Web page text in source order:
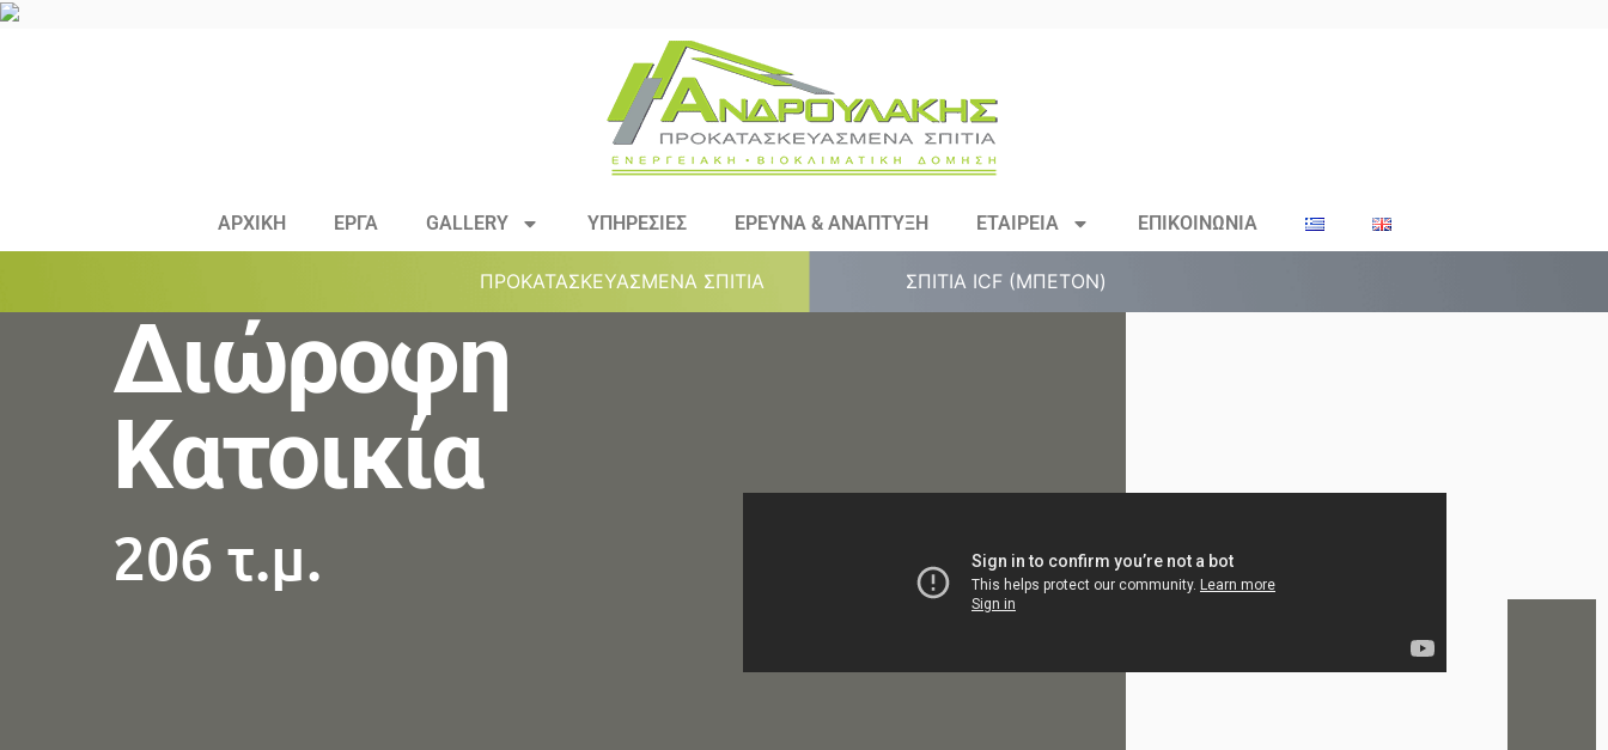
ΑΡΧΙΚΗ ΕΡΓΑ GALLERY ΥΠΗΡΕΣΙΕΣ ΕΡΕΥΝΑ & ΑΝΑΠΤΥΞΗ ΕΤΑΙΡΕΙΑ ΕΠΙΚΟΙΝΩΝΙΑ
ΠΡΟΚΑΤΑΣΚΕΥΑΣΜΕΝΑ ΣΠΙΤΙΑ ΣΠΙΤΙΑ ICF (ΜΠΕΤΟΝ)
Διώροφη
Κατοικία
206 τ.μ.